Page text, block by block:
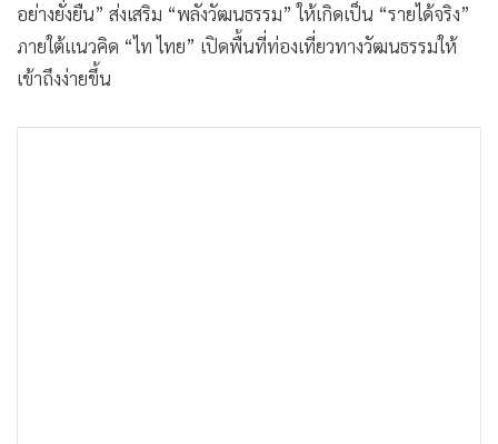
อย่างยั่งยืน” ส่งเสริม “พลังวัฒนธรรม” ให้เกิดเป็น “รายได้จริง”
ภายใต้แนวคิด “ไท ไทย” เปิดพื้นที่ท่องเที่ยวทางวัฒนธรรมให้
เข้าถึงง่ายขึ้น